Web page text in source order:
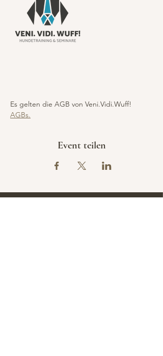
Es gelten die AGB von Veni.Vidi.Wuff!
AGBs.
Event teilen